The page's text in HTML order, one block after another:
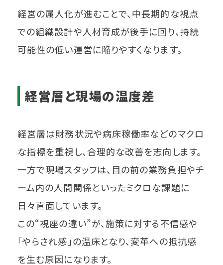
経営の属人化が進むことで、中長期的な視点
での組織設計や人材育成が後手に回り、持続
可能性の低い運営に陥りやすくなります。
経営層と現場の温度差
経営層は財務状況や病床稼働率などのマクロ
な指標を重視し、合理的な改善を志向します。
一方で現場スタッフは、目の前の業務負担やチ
ーム内の人間関係といったミクロな課題に
日々直面しています。
この“視座の違い”が、施策に対する不信感や
「やらされ感」の温床となり、変革への抵抗感
を生む原因になります。